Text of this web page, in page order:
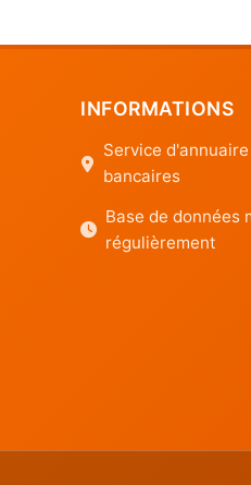
INFORMATIONS
Service
bancaires
Base de données
régulièrement